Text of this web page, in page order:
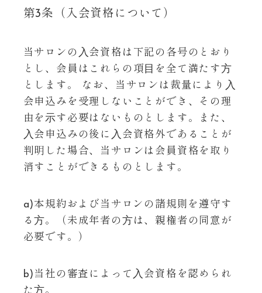
第3条（入会資格について）
当サロンの⼊会資格は下記の各号のとおり
とし、会員はこれらの項⽬を全て満たす⽅
とします。 なお、当サロンは裁量により⼊
会申込みを受理しないことができ、その理
由を⽰す必要はないものとします。また、
⼊会申込みの後に⼊会資格外であることが
判明した場合、当サロンは会員資格を取り
消すことができるものとします。
a)本規約および当サロンの諸規則を遵守す
る⽅。（未成年者の⽅は、親権者の同意が
必要です。）
b)当社の審査によって⼊会資格を認められ
た⽅。